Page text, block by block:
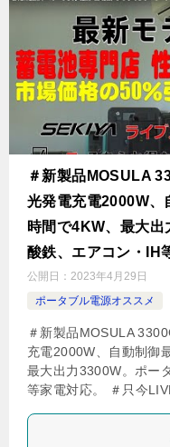
＃新製品MOSULA
光発電充電2000W、
時間で4KW、最大
酸鉄、エアコン・IH
公開日： 2023年4月29日
ポータブル電源オススメ
＃新製品MOSULA
充電2000W、自動制御
最大出力3300W。ポー
等家電対応。 ＃只今